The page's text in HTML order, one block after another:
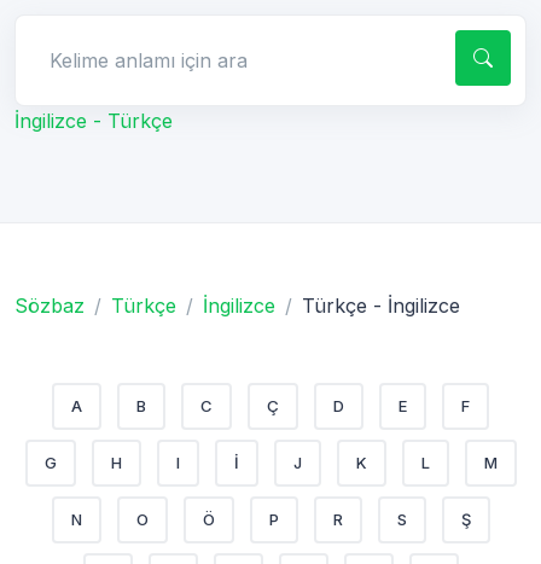
İngilizce - Türkçe
Sözbaz Türkçe İngilizce Türkçe - İngilizce
A B C Ç D E F
G H I İ J K L M
N O Ö P R S Ş